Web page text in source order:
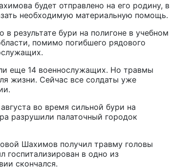
будет отправлено на его родину, в
необходимую материальную помощь.
результате бури на полигоне в учебном
помимо погибшего рядового
еще 14 военнослужащих. Но травмы
жизни. Сейчас все солдаты уже
во время сильной бури на
разрушили палаточный городок
Шахимов получил травму головы
госпитализирован в одно из
скончался.